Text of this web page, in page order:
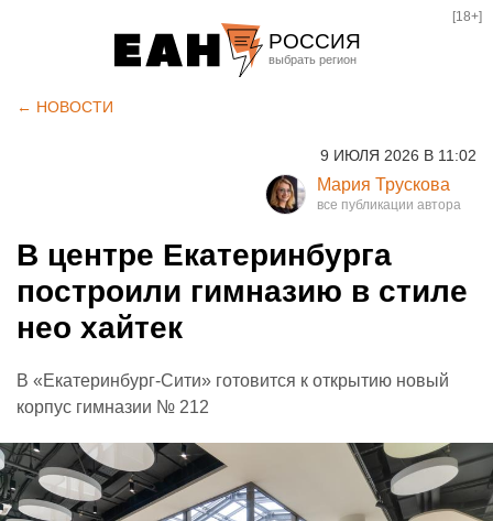
РОССИЯ
Курган
Оренбург
[18+]
← НОВОСТИ
9 ИЮЛЯ 2026 В 11:02
Мария Трускова
В центре Екатеринбурга
построили гимназию в стиле
нео хайтек
В «Екатеринбург-Сити» готовится к открытию новый
корпус гимназии № 212